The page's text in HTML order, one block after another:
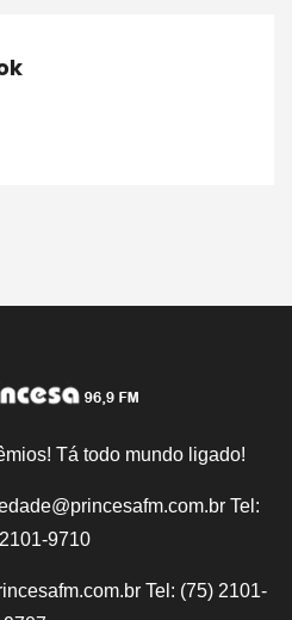
Tá todo mundo ligado!
Tel:
9710
Tel: (75) 2101-